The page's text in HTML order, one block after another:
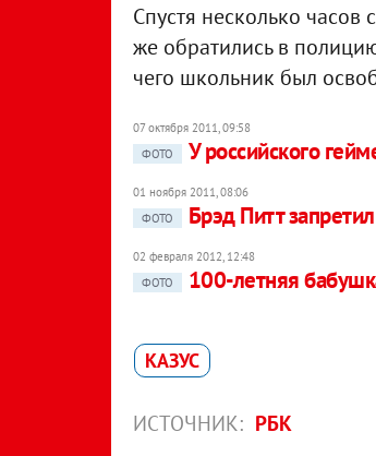
Спустя несколько
же обратились в
чего школьник был
07 октября 2011, 09:58
ФОТО
У российского
01 ноября 2011, 08:06
ФОТО
Брэд Питт
02 февраля 2012, 12:48
ФОТО
100-летняя
КАЗУС
ИСТОЧНИК: РБК